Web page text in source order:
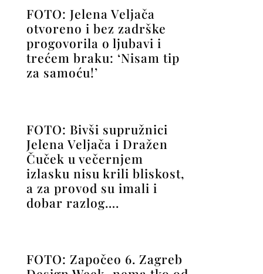
FOTO: Jelena Veljača
otvoreno i bez zadrške
progovorila o ljubavi i
trećem braku: ‘Nisam tip
za samoću!’
FOTO: Bivši supružnici
Jelena Veljača i Dražen
Čuček u večernjem
izlasku nisu krili bliskost,
a za provod su imali i
dobar razlog….
FOTO: Započeo 6. Zagreb